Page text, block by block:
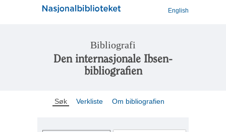
English
Bibliografi
Den internasjonale Ibsen-
bibliografien
Søk Verkliste Om bibliografien